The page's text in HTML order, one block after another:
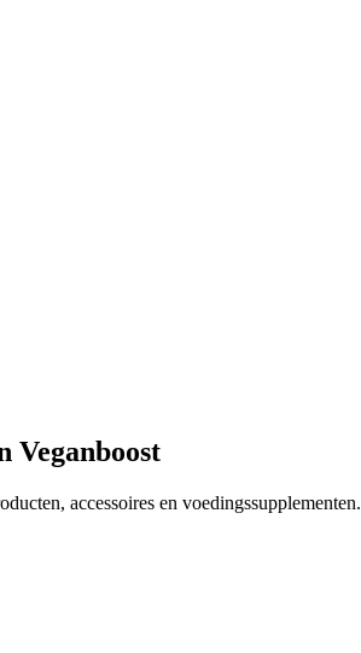
Veganboost
accessoires en voedingssupplementen.